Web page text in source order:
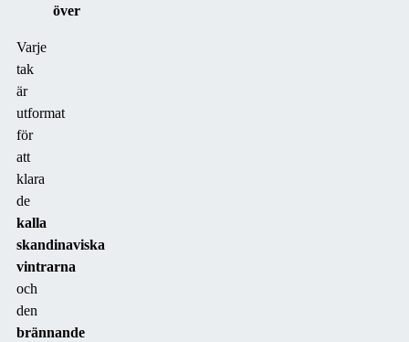
över
Varje
tak
är
utformat
för
att
klara
de
kalla
skandinaviska
vintrarna
och
den
brännande